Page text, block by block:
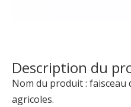
Description du
Nom du produit : faisceau
agricoles.